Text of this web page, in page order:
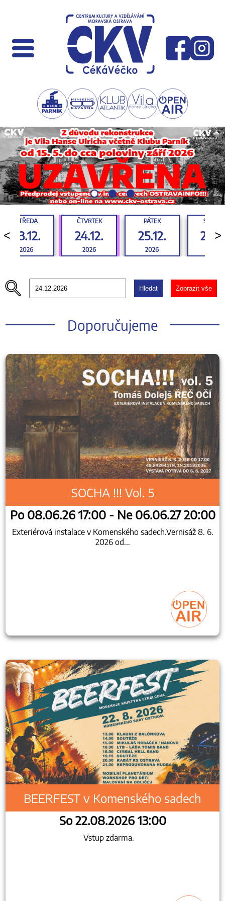
<
STŘEDA
23.12.
2026
ČTVRTEK
24.12.
2026
PÁTEK
25.12.
2026
>
Hledat Zobrazit vše
Doporučujeme
SOCHA !!! Vol. 5
Po 08.06.26 17:00 - Ne 06.06.27 20:00
Exteriérová instalace v Komenského sadech.Vernisáž 8. 6.
2026 od...
BEERFEST v Komenského sadech
So 22.08.2026 13:00
Vstup zdarma.